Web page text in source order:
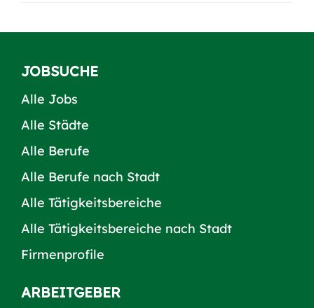
JOBSUCHE
Alle Jobs
Alle Städte
Alle Berufe
Alle Berufe nach Stadt
Alle Tätigkeitsbereiche
Alle Tätigkeitsbereiche nach Stadt
Firmenprofile
ARBEITGEBER